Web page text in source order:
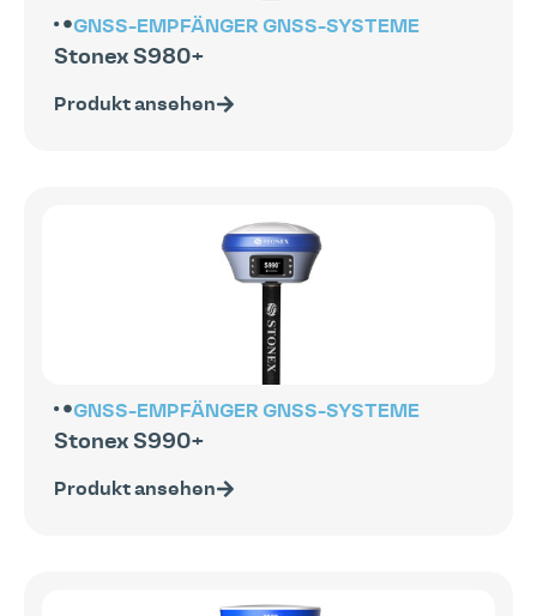
GNSS-EMPFÄNGER GNSS-SYSTEME
Stonex S980+
Produkt ansehen
GNSS-EMPFÄNGER GNSS-SYSTEME
Stonex S990+
Produkt ansehen